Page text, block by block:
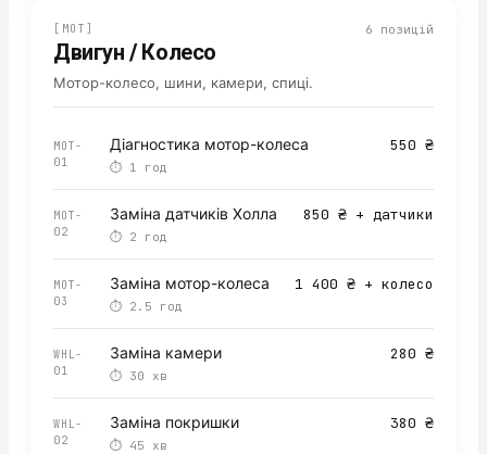
[ MOT ]
Двигун / Колесо
Мотор-колесо, шини, камери, спиці.
6 позицій
MOT-
01
Діагностика мотор-колеса
⏱ 1 год
550 ₴
MOT-
02
Заміна датчиків Холла
⏱ 2 год
850 ₴ + датчики
MOT-
03
Заміна мотор-колеса
⏱ 2.5 год
1 400 ₴ + колесо
WHL-
01
Заміна камери
⏱ 30 хв
280 ₴
WHL-
02
Заміна покришки
⏱ 45 хв
380 ₴